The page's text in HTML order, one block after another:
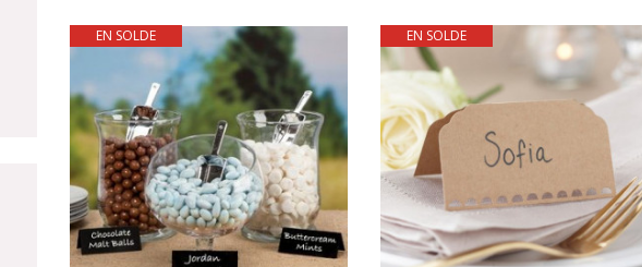
Détails Panier Détails Panier
EN SOLDE EN SOLDE